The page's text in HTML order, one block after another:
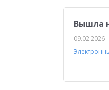
Вышла
09.02.2026